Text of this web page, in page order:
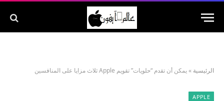
الرئيسية »يمكن أن تقدم “حلويات” تقويم Apple ثلاث مزايا على المنافسين
APPLE